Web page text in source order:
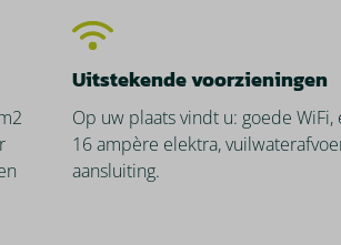
Uitstekende voorzieningen
Op uw plaats vindt u: goede
16 ampère elektra,
aansluiting.